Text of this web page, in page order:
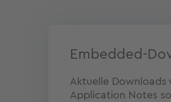
Embedded-
Aktuelle Downloads
Application Notes